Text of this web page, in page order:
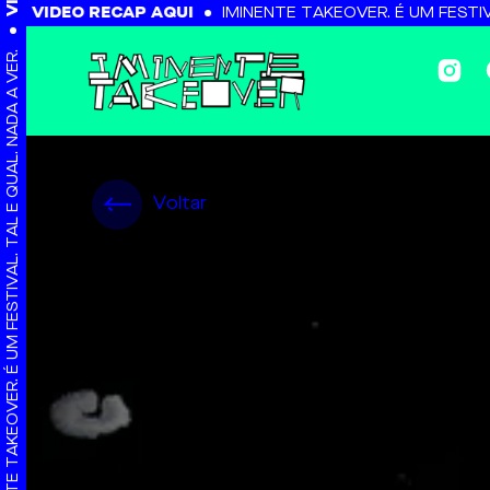
Observação:
este
site
inclui
um
sistema
de
acessibilidade.
Pressione
Control-
F11
para
ajustar
o
site
para
pessoas
com
deficiências
RECAP AQUI IMINENTE TAKEOVER. É UM FESTIVAL.
IMINENTE TAKEOVER. É UM FESTIVAL. TAL E QUAL. NADA A VER. Voltar